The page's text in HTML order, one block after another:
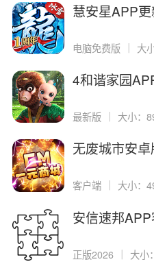
慧安星APP
电脑免费版 ｜ 大
4和谐家园
最新版 大小：
无废城市安
客户端 大小：
安信速邦
正版2026 ｜ 大小